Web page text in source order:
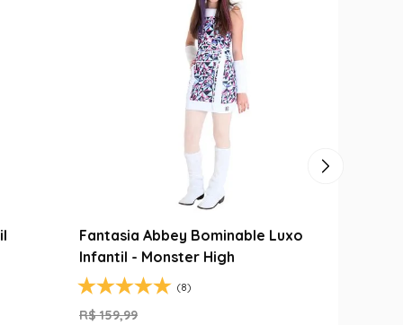
Fantasia Abbey Bominable Luxo
Infantil - Monster High
(8)
R$ 159,99